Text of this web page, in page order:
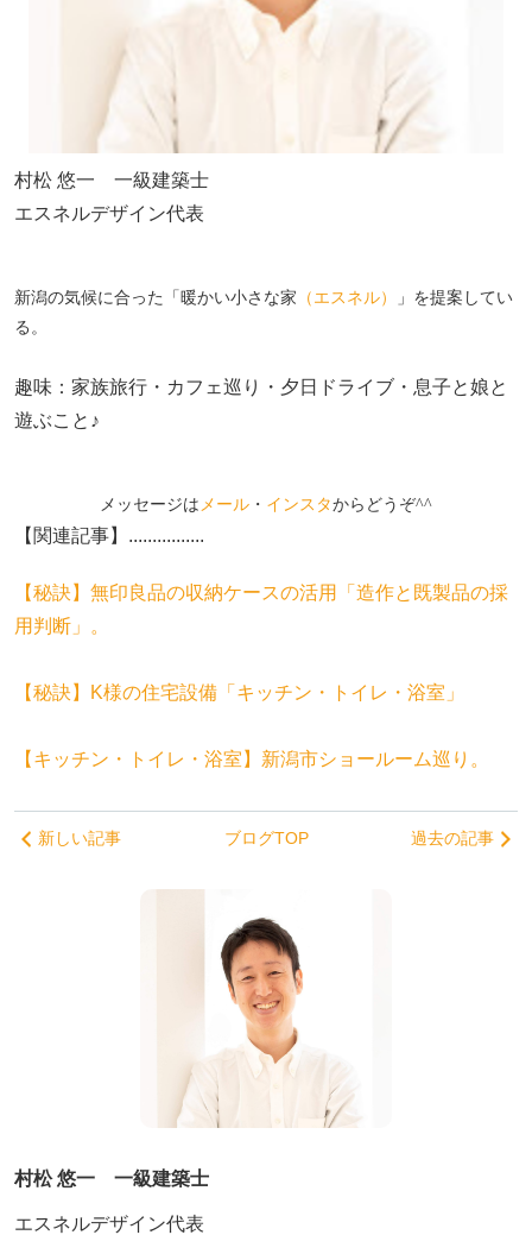
村松 悠一 一級建築士
エスネルデザイン代表
新潟の気候に合った「暖かい小さな家 （エスネル）
」を提案してい
る。
趣味：家族旅行・カフェ巡り・夕日ドライブ・息子と娘と
遊ぶこと♪
メッセージは メール ・ インスタからどうぞ^^
【関連記事】................
【秘訣】無印良品の収納ケースの活用「造作と既製品の採
用判断」。
【秘訣】K様の住宅設備「キッチン・トイレ・浴室」
【キッチン・トイレ・浴室】新潟市ショールーム巡り。
新しい記事 ブログTOP 過去の記事
村松 悠一 一級建築士
エスネルデザイン代表